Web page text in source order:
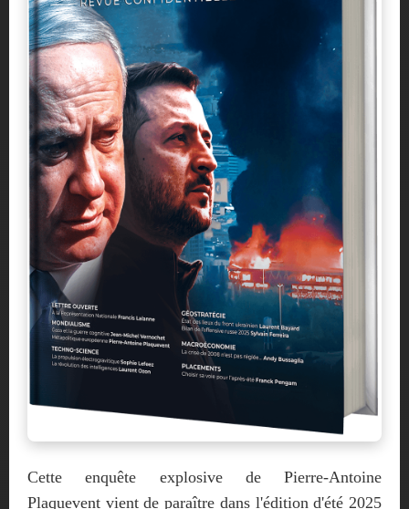
Cette enquête explosive de Pierre-Antoine
Plaquevent vient de paraître dans l'édition d'été 2025